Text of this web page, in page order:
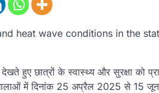
heat wave conditions in the
हुए छात्रों के स्वास्थ्य और सुरक्षा को
शालाओं में दिनांक 25 अप्रैल 2025 से 15